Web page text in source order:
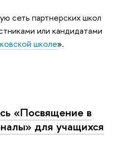
сеть партнерских школ
или кандидатами
школе».
«Посвящение в
для учащихся